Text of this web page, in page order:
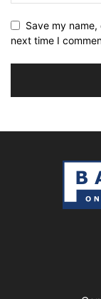
Save my
next time I